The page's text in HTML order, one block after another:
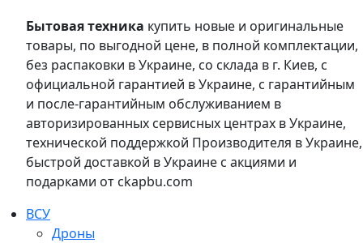
Бытовая техника купить новые и оригинальные
товары, по выгодной цене, в полной комплектации,
без распаковки в Украине, со склада в г. Киев, с
официальной гарантией в Украине, с гарантийным
и после-гарантийным обслуживанием в
авторизированных сервисных центрах в Украине,
технической поддержкой Производителя в Украине,
быстрой доставкой в Украине с акциями и
подарками от ckapbu.com
ВСУ
Дроны